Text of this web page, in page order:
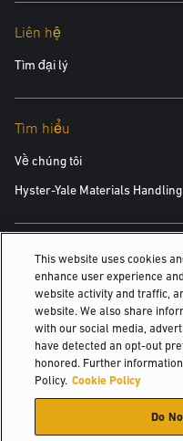
Liên hệ
Tìm đại lý
Tìm hiểu
Về chúng tôi
Hyster-Yale Materials Handling
Việc làm
Việc làm
© 2026 Hyster-Yale Materials
Chính Sách Quyền Riêng Tư
Chính sách Sử dụng được
This website uses cookies
enhance user experience
website activity and traffic,
website. We also share
with our social media,
have detected an opt-out
honored. Further
Policy. Cookie Policy
Do